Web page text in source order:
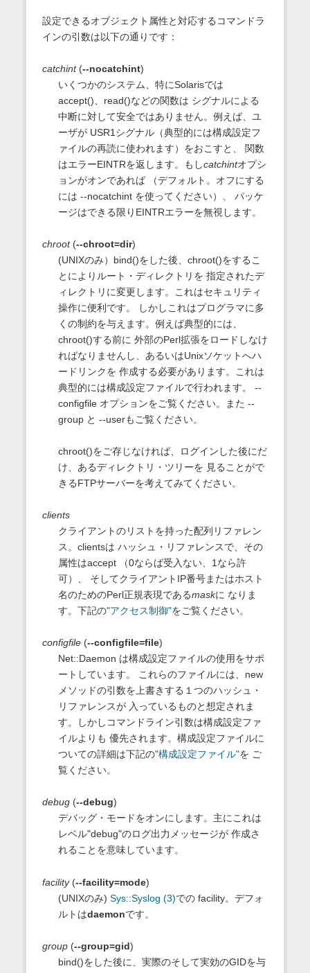
設定できるオブジェクト属性と対応するコマンドラ
インの引数は以下の通りです：
catchint(--nocatchint)
いくつかのシステム、特にSolarisでは
accept()、read()などの関数は シグナルによる
中断に対して安全ではありません。例えば、ユ
ーザが USR1シグナル（典型的には構成設定フ
ァイルの再読に使われます）をおこすと、 関数
はエラーEINTRを返します。もしcatchintオプシ
ョンがオンであれば （デフォルト。オフにする
には --nocatchint を使ってください）、 パッケ
ージはできる限りEINTRエラーを無視します。
chroot(--chroot=dir)
(UNIXのみ）bind()をした後、chroot()をするこ
とによりルート・ディレクトリを 指定されたデ
ィレクトリに変更します。これはセキュリティ
操作に便利です。 しかしこれはプログラマに多
くの制約を与えます。例えば典型的には、
chroot()する前に 外部のPerl拡張をロードしなけ
ればなりませんし、あるいはUnixソケットへハ
ードリンクを 作成する必要があります。これは
典型的には構成設定ファイルで行われます。 --
configfile オプションをご覧ください。また --
group と --userもご覧ください。
chroot()をご存じなければ、ログインした後にだ
け、あるディレクトリ・ツリーを 見ることがで
きるFTPサーバーを考えてみてください。
clients
クライアントのリストを持った配列リファレン
ス。clientsは ハッシュ・リファレンスで、その
属性はaccept （0ならば受入ない、1なら許
可）、 そしてクライアントIP番号またはホスト
名のためのPerl正規表現であるmaskに なりま
す。下記の"アクセス制御"をご覧ください。
configfile(--configfile=file)
Net::Daemon は構成設定ファイルの使用をサポ
ートしています。 これらのファイルには、new
メソッドの引数を上書きする１つのハッシュ・
リファレンスが 入っているものと想定されま
す。しかしコマンドライン引数は構成設定ファ
イルよりも 優先されます。構成設定ファイルに
ついての詳細は下記の"構成設定ファイル"を ご
覧ください。
debug(--debug)
デバッグ・モードをオンにします。主にこれは
レベル"debug"のログ出力メッセージが 作成さ
れることを意味しています。
facility(--facility=mode)
(UNIXのみ) Sys::Syslog (3)での facility。デフォ
ルトはdaemonです。
group(--group=gid)
bind()をした後に、実際のそして実効のGIDを与